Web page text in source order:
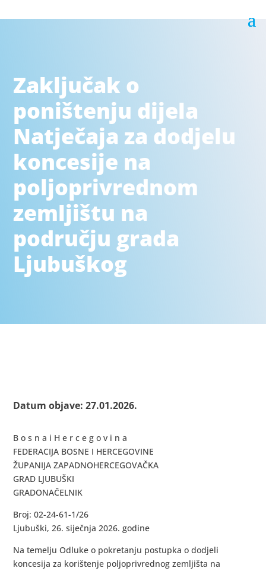
Zaključak o
poništenju dijela
Natječaja za dodjelu
koncesije na
poljoprivrednom
zemljištu na
području grada
Ljubuškog
Datum objave: 27.01.2026.
B o s n a i H e r c e g o v i n a
FEDERACIJA BOSNE I HERCEGOVINE
ŽUPANIJA ZAPADNOHERCEGOVAČKA
GRAD LJUBUŠKI
GRADONAČELNIK
Broj: 02-24-61-1/26
Ljubuški, 26. siječnja 2026. godine
Na temelju Odluke o pokretanju postupka o dodjeli
koncesija za korištenje poljoprivrednog zemljišta na